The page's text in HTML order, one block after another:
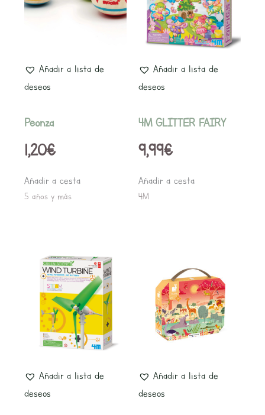
Añadir a lista de
deseos
Peonza
1,20€
Añadir a cesta
5 años y más
Añadir a lista de
deseos
4M GLITTER FAIRY
9,99€
Añadir a cesta
4M
Añadir a lista de
deseos
Añadir a lista de
deseos